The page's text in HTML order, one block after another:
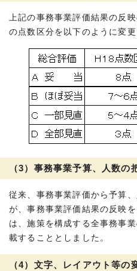
上記の事務事業評価結果の反
の点数区分を以下のように変更
（3）事務事業予算、人数の
従来、事務事業評価から予算
が、事務事業評価結果の反映
は、施策を構成する全事務事
載することとしました。
（4）文字、レイアウト等の